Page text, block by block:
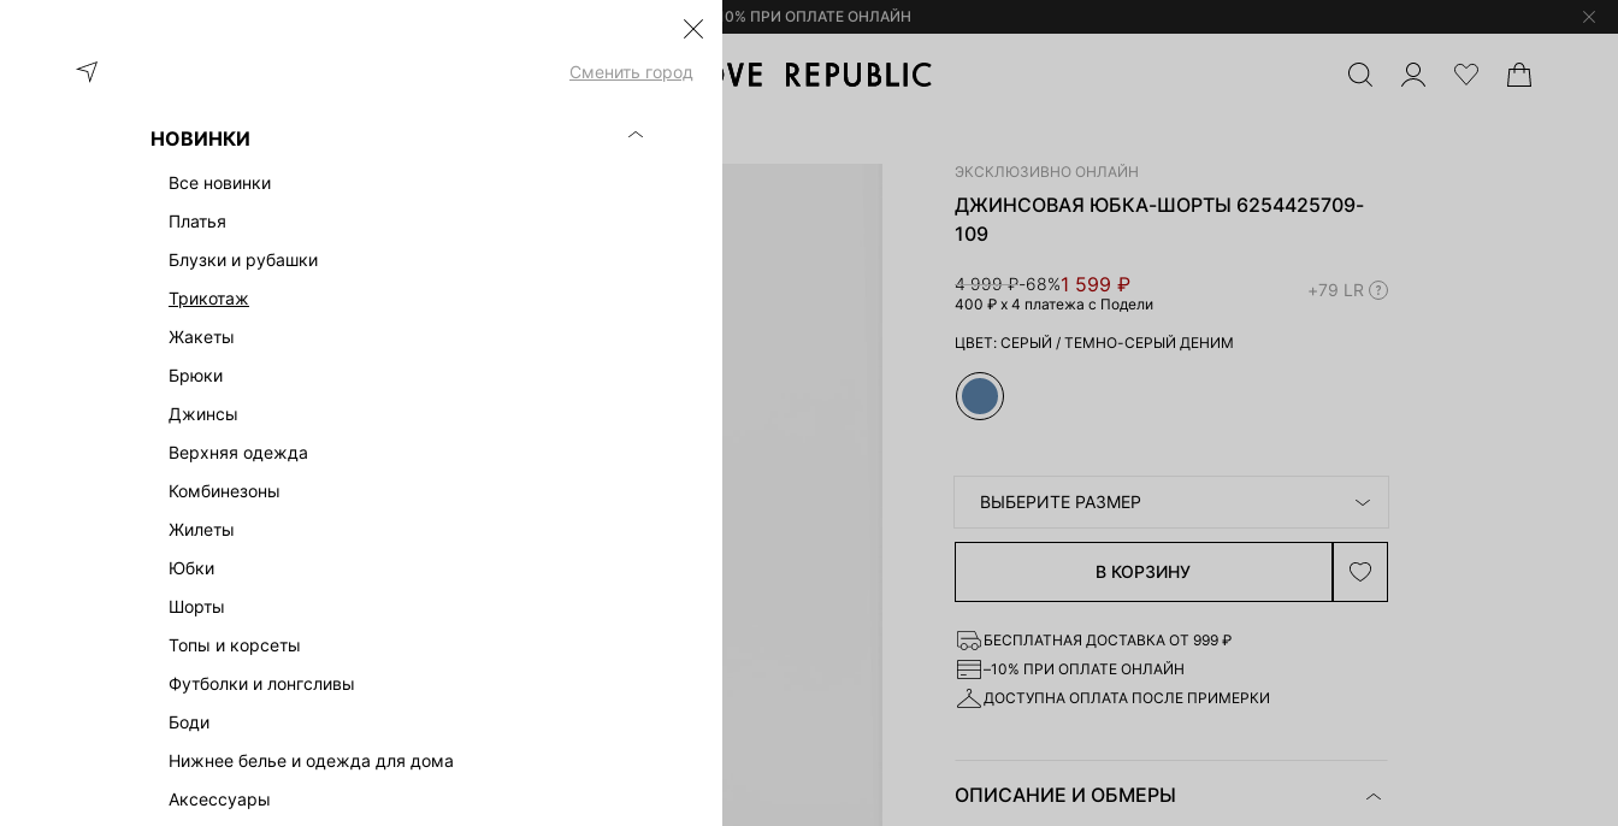
– 10% ПРИ ОПЛАТЕ ОНЛАЙН
Сменить город
НОВИНКИ
все новинки
платья
блузки и рубашки
трикотаж
жакеты
брюки
джинсы
верхняя одежда
комбинезоны
жилеты
юбки
шорты
топы и корсеты
футболки и лонгсливы
боди
нижнее белье и одежда для дома
аксессуары
ОДЕЖДА
ДЖИНСОВАЯ ЮБКА-ШОРТЫ 6254425709-109
ЭКСКЛЮЗИВНО ОНЛАЙН
ДЖИНСОВАЯ ЮБКА-ШОРТЫ 6254425709-
109
4 999 ₽-68%1 599 ₽
400 ₽ x 4 платежа с Подели
+79 LR
ЦВЕТ:СЕРЫЙ /ТЕМНО-СЕРЫЙ ДЕНИМ
ВЫБЕРИТЕ РАЗМЕР
В КОРЗИНУ
БЕСПЛАТНАЯ ДОСТАВКА ОТ 999 ₽
–10% ПРИ ОПЛАТЕ ОНЛАЙН
ДОСТУПНА ОПЛАТА ПОСЛЕ ПРИМЕРКИ
ОПИСАНИЕ И ОБМЕРЫ